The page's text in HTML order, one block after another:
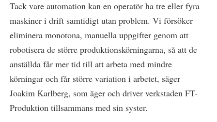
Tack vare automation kan en operatör ha tre eller fyra
maskiner i drift samtidigt utan problem. Vi försöker
eliminera monotona, manuella uppgifter genom att
robotisera de större produktionskörningarna, så att de
anställda får mer tid till att arbeta med mindre
körningar och får större variation i arbetet, säger
Joakim Karlberg, som äger och driver verkstaden FT-
Produktion tillsammans med sin syster.